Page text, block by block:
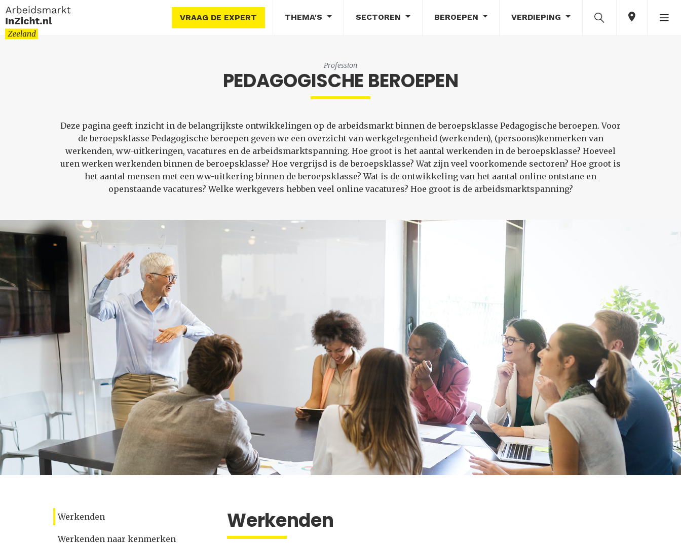
VRAAG DE EXPERT THEMA'S SECTOREN BEROEPEN VERDIEPING
Profession
PEDAGOGISCHE BEROEPEN
Deze pagina geeft inzicht in de belangrijkste ontwikkelingen op de arbeidsmarkt binnen de beroepsklasse Pedagogische beroepen. Voor
de beroepsklasse Pedagogische beroepen geven we een overzicht van werkgelegenheid (werkenden), (persoons)kenmerken van
werkenden, ww-uitkeringen, vacatures en de arbeidsmarktspanning. Hoe groot is het aantal werkenden in de beroepsklasse? Hoeveel
uren werken werkenden binnen de beroepsklasse? Hoe vergrijsd is de beroepsklasse? Wat zijn veel voorkomende sectoren? Hoe groot is
het aantal mensen met een ww-uitkering binnen de beroepsklasse? Wat is de ontwikkeling van het aantal online ontstane en
openstaande vacatures? Welke werkgevers hebben veel online vacatures? Hoe groot is de arbeidsmarktspanning?
Werkenden
Werkenden naar kenmerken
Werkenden